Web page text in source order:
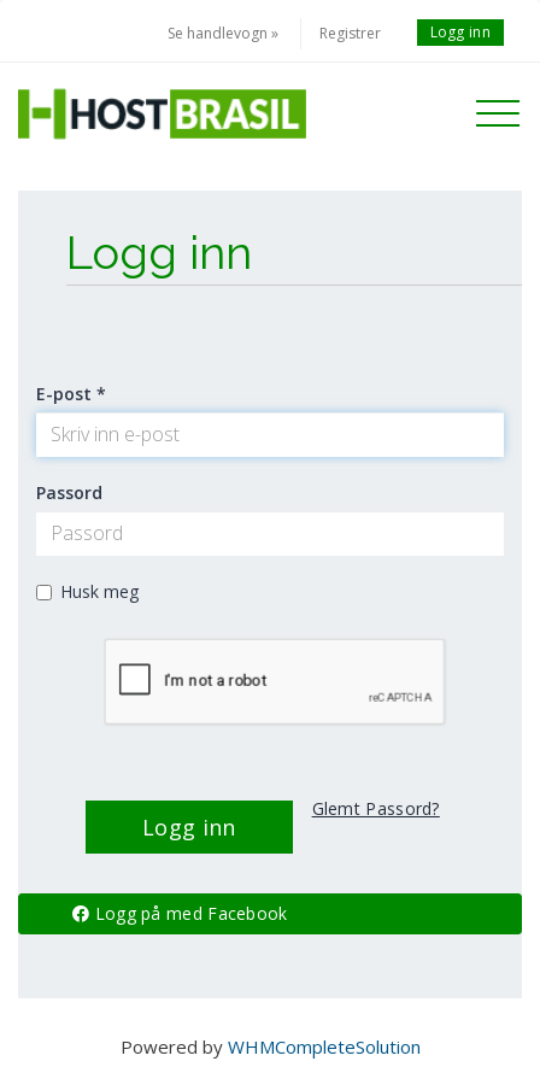
Se handlevogn » Registrer Logg inn
Toggle
Logg inn
E-post *
Passord
Husk meg
Glemt Passord?
Logg på med Facebook
Powered by WHMCompleteSolution